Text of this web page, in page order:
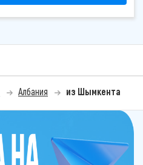
Албания из Шымкента